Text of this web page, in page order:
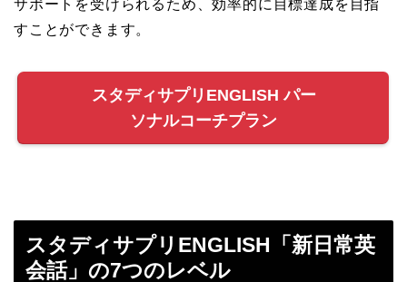
サポートを受けられるため、効率的に目標達成を目指
すことができます。
スタディサプリENGLISH パー
ソナルコーチプラン
スタディサプリENGLISH「新日常英
会話」の7つのレベル